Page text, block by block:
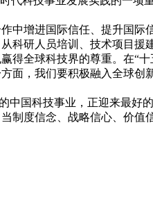
增进国际信任、提升国际
科研人员培训、技术项目
得全球科技界的尊重。在“
面，我们要积极融入全球
国科技事业，正迎来最好
制度信念、战略信心、价